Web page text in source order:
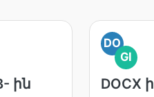
ին
DO
GI
DOCX